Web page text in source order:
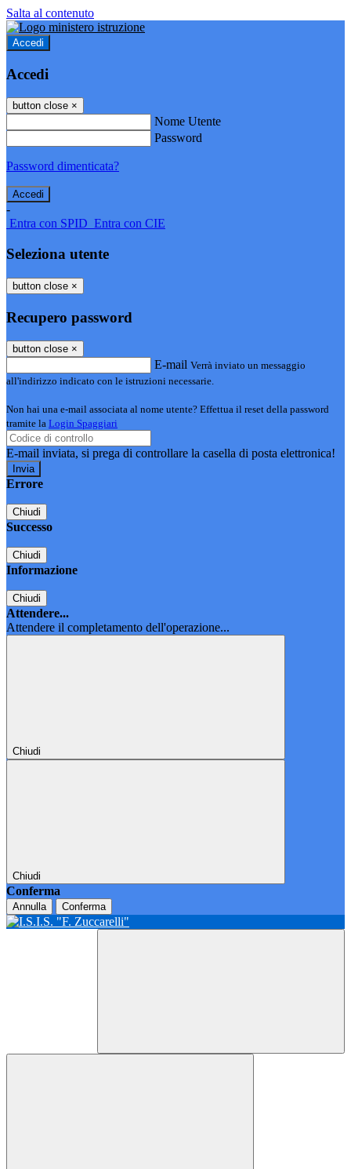
Salta al contenuto
Accedi
Accedi
button close ×
Nome Utente
Password
Password dimenticata?
-
Entra con SPID Entra con CIE
Seleziona utente
button close ×
Recupero password
button close ×
E-mail Verrà inviato un messaggio
all'indirizzo indicato con le istruzioni necessarie.
Non hai una e-mail associata al nome utente? Effettua il reset della password
tramite la Login Spaggiari
E-mail inviata, si prega di controllare la casella di posta elettronica!
Errore
Chiudi
Successo
Chiudi
Informazione
Chiudi
Attendere...
Attendere il completamento dell'operazione...
Chiudi
Chiudi
Conferma
Annulla Conferma